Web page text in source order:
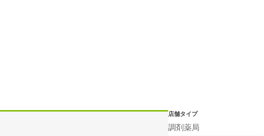
店舗タイプ
調剤薬局